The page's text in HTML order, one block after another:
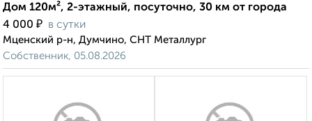
Дом 120м², 2-этажный, посуточно, 30 км от города
4 000 ₽ в сутки
Мценский р-н, Думчино, СНТ Металлург
Собственник, 05.08.2026